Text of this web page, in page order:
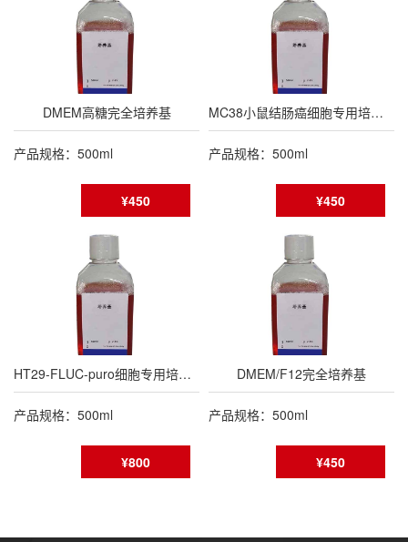
DMEM高糖完全培养基
产品规格：500ml
¥450
MC38小鼠结肠癌细胞专用培养基
产品规格：500ml
¥450
HT29-FLUC-puro细胞专用培养基
产品规格：500ml
¥800
DMEM/F12完全培养基
产品规格：500ml
¥450